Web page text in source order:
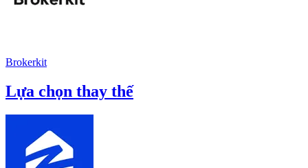
Brokerkit
Lựa chọn thay thế